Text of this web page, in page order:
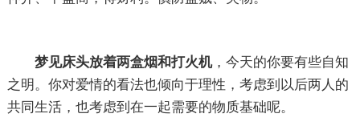
梦见床头放着两盒烟和打火机，今天的你要有些自知
之明。你对爱情的看法也倾向于理性，考虑到以后两人的
共同生活，也考虑到在一起需要的物质基础呢。